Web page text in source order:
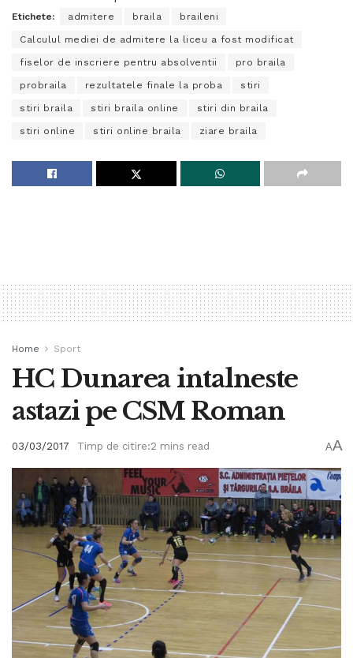
Etichete: admitere braila braileni
Calculul mediei de admitere la liceu a fost modificat
fiselor de inscriere pentru absolventii pro braila
probraila rezultatele finale la proba stiri
stiri braila stiri braila online stiri din braila
stiri online stiri online braila ziare braila
Home Sport
HC Dunarea intalneste
astazi pe CSM Roman
03/03/2017 Timp de citire:2 mins read AA